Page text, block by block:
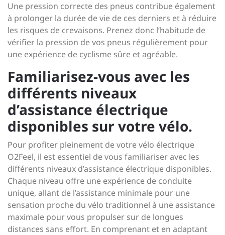
Une pression correcte des pneus contribue également
à prolonger la durée de vie de ces derniers et à réduire
les risques de crevaisons. Prenez donc l’habitude de
vérifier la pression de vos pneus régulièrement pour
une expérience de cyclisme sûre et agréable.
Familiarisez-vous avec les
différents niveaux
d’assistance électrique
disponibles sur votre vélo.
Pour profiter pleinement de votre vélo électrique
O2Feel, il est essentiel de vous familiariser avec les
différents niveaux d’assistance électrique disponibles.
Chaque niveau offre une expérience de conduite
unique, allant de l’assistance minimale pour une
sensation proche du vélo traditionnel à une assistance
maximale pour vous propulser sur de longues
distances sans effort. En comprenant et en adaptant